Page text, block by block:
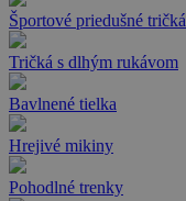
Športové priedušné tričká
Tričká s dlhým rukávom
Bavlnené tielka
Hrejivé mikiny
Pohodlné trenky